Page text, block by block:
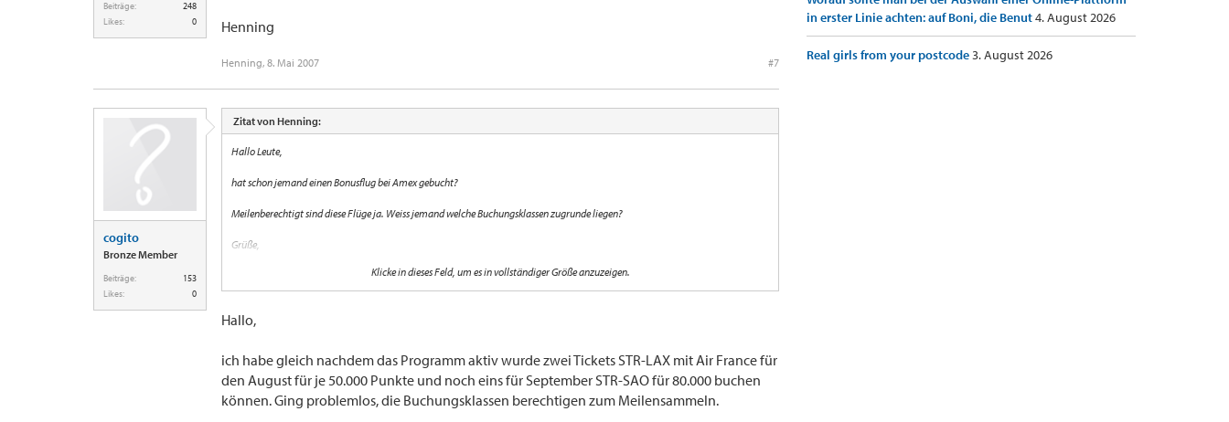
Beiträge:
248
Likes:
0 Henning
Henning, 8. Mai 2007 #7
cogito
Bronze Member
Beiträge:
153
Likes:
0
Zitat von Henning:
Hallo Leute,
hat schon jemand einen Bonusflug bei Amex gebucht?
Meilenberechtigt sind diese Flüge ja. Weiss jemand welche Buchungsklassen zugrunde liegen?
Grüße,
Klicke in dieses Feld, um es in vollständiger Größe anzuzeigen.
Hallo,
ich habe gleich nachdem das Programm aktiv wurde zwei Tickets STR-LAX mit Air France für
den August für je 50.000 Punkte und noch eins für September STR-SAO für 80.000 buchen
können. Ging problemlos, die Buchungsklassen berechtigen zum Meilensammeln.
in erster Linie achten: auf Boni, die Benut4. August 2026
Real girls from your postcode3. August 2026